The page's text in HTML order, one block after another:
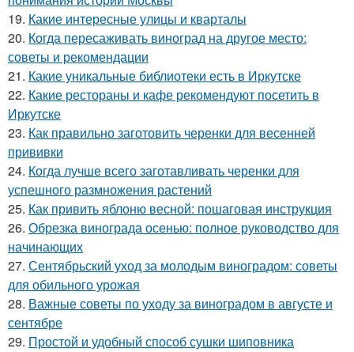
19. Какие интересные улицы и кварталы
20. Когда пересаживать виноград на другое место:
советы и рекомендации
21. Какие уникальные библиотеки есть в Иркутске
22. Какие рестораны и кафе рекомендуют посетить в
Иркутске
23. Как правильно заготовить черенки для весенней
прививки
24. Когда лучше всего заготавливать черенки для
успешного размножения растений
25. Как привить яблоню весной: пошаговая инструкция
26. Обрезка винограда осенью: полное руководство для
начинающих
27. Сентябрьский уход за молодым виноградом: советы
для обильного урожая
28. Важные советы по уходу за виноградом в августе и
сентябре
29. Простой и удобный способ сушки шиповника